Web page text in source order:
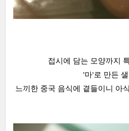
접시에 담는 모양까지
'마'로 만든
느끼한 중국 음식에 곁들이니 아